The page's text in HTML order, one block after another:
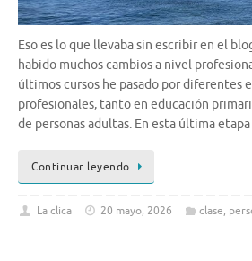
Eso es lo que llevaba sin escribir en el
habido muchos cambios a nivel
últimos cursos he pasado por diferentes
profesionales, tanto en educación
de personas adultas. En esta última
Continuar leyendo
La clica 20 mayo, 2026 clase,